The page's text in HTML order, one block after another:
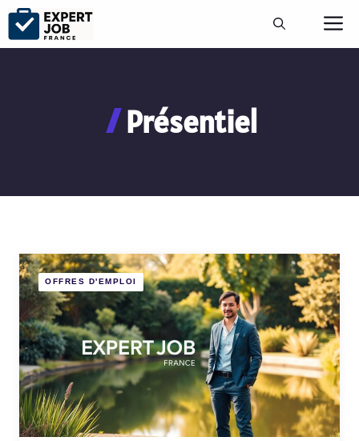
Aller
contenu
Présentiel
OFFRES D'EMPLOI